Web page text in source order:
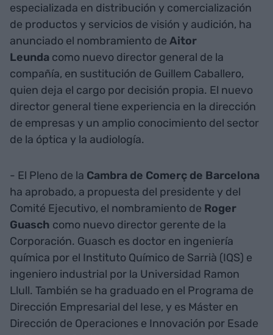
especializada en distribución y comercialización
de productos y servicios de visión y audición, ha
anunciado el nombramiento de Aitor
Leunda como nuevo director general de la
compañía, en sustitución de Guillem Caballero,
quien deja el cargo por decisión propia. El nuevo
director general tiene experiencia en la dirección
de empresas y un amplio conocimiento del sector
de la óptica y la audiología.
- El Pleno de la Cambra de Comerç de Barcelona
ha aprobado, a propuesta del presidente y del
Comité Ejecutivo, el nombramiento de Roger
Guasch como nuevo director gerente de la
Corporación. Guasch es doctor en ingeniería
química por el Instituto Químico de Sarrià (IQS) e
ingeniero industrial por la Universidad Ramon
Llull. También se ha graduado en el Programa de
Dirección Empresarial del Iese, y es Máster en
Dirección de Operaciones e Innovación por Esade